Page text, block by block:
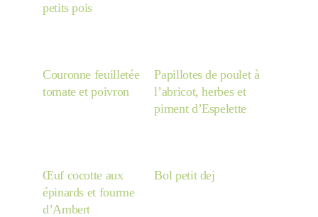
petits pois
Couronne feuilletée
tomate et poivron
Papillotes de poulet à
l’abricot, herbes et
piment d’Espelette
Œuf cocotte aux
épinards et fourme
d’Ambert
Bol petit dej